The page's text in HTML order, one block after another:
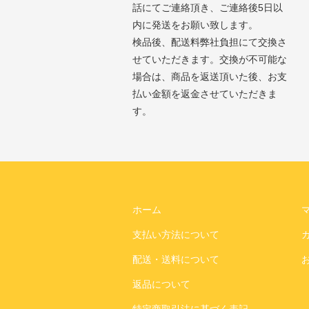
話にてご連絡頂き、ご連絡後5日以
内に発送をお願い致します。
検品後、配送料弊社負担にて交換さ
せていただきます。交換が不可能な
場合は、商品を返送頂いた後、お支
払い金額を返金させていただきま
す。
ホーム
支払い方法について
配送・送料について
返品について